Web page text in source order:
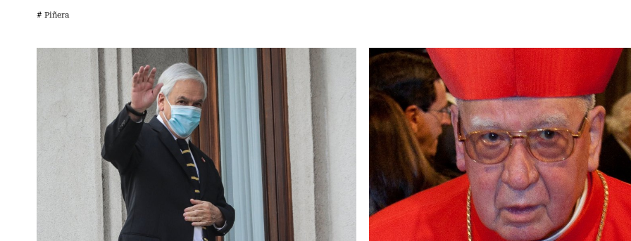
# Piñera